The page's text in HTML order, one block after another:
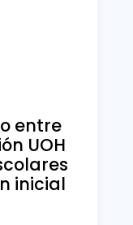
entre
UOH
inicial